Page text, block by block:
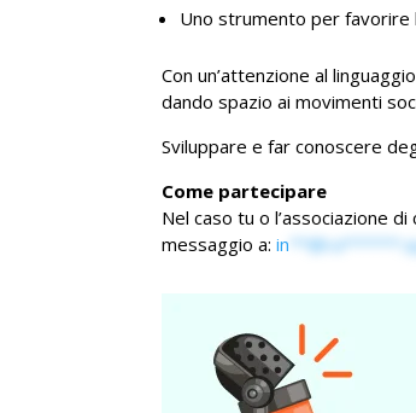
Uno strumento per favorire
Con un’attenzione al
dando spazio ai movimenti
Sviluppare e far conoscere
Come partecipare
Nel caso tu o l’associazione
messaggio a:in